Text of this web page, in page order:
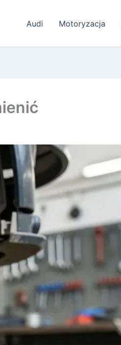
Audi Motoryzacja